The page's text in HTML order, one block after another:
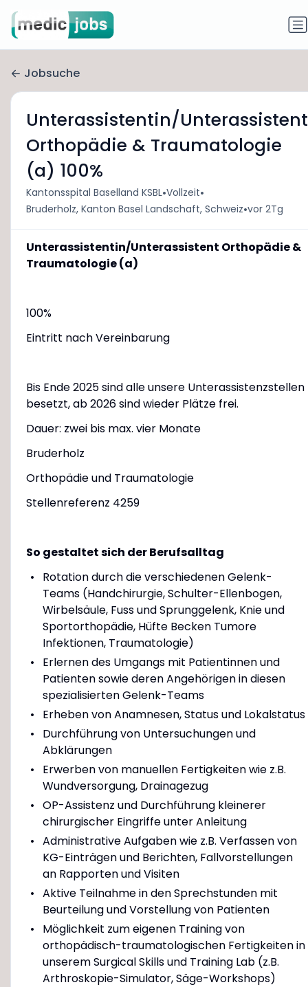
Jobsuche
Unterassistentin/Unterassistent
Orthopädie & Traumatologie
(a) 100%
Kantonsspital Baselland KSBL•Vollzeit•
Bruderholz, Kanton Basel Landschaft, Schweiz•vor 2Tg
Unterassistentin/Unterassistent Orthopädie &
Traumatologie (a)
100%
Eintritt nach Vereinbarung
Bis Ende 2025 sind alle unsere Unterassistenzstellen
besetzt, ab 2026 sind wieder Plätze frei.
Dauer: zwei bis max. vier Monate
Bruderholz
Orthopädie und Traumatologie
Stellenreferenz 4259
So gestaltet sich der Berufsalltag
Rotation durch die verschiedenen Gelenk-
Teams (Handchirurgie, Schulter-Ellenbogen,
Wirbelsäule, Fuss und Sprunggelenk, Knie und
Sportorthopädie, Hüfte Becken Tumore
Infektionen, Traumatologie)
Erlernen des Umgangs mit Patientinnen und
Patienten sowie deren Angehörigen in diesen
spezialisierten Gelenk-Teams
Erheben von Anamnesen, Status und Lokalstatus
Durchführung von Untersuchungen und
Abklärungen
Erwerben von manuellen Fertigkeiten wie z.B.
Wundversorgung, Drainagezug
OP-Assistenz und Durchführung kleinerer
chirurgischer Eingriffe unter Anleitung
Administrative Aufgaben wie z.B. Verfassen von
KG-Einträgen und Berichten, Fallvorstellungen
an Rapporten und Visiten
Aktive Teilnahme in den Sprechstunden mit
Beurteilung und Vorstellung von Patienten
Möglichkeit zum eigenen Training von
orthopädisch-traumatologischen Fertigkeiten in
unserem Surgical Skills und Training Lab (z.B.
Arthroskopie-Simulator, Säge-Workshops)